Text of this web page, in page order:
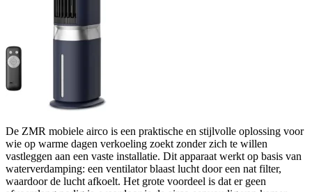
De ZMR mobiele airco is een praktische en stijlvolle oplossing voor
wie op warme dagen verkoeling zoekt zonder zich te willen
vastleggen aan een vaste installatie. Dit apparaat werkt op basis van
waterverdamping: een ventilator blaast lucht door een nat filter,
waardoor de lucht afkoelt. Het grote voordeel is dat er geen